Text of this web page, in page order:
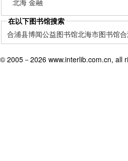
在以下图书馆搜索
合浦县博闻公益图书馆北海市图书馆
© 2005－ 2026 www.interlib.com.cn, all